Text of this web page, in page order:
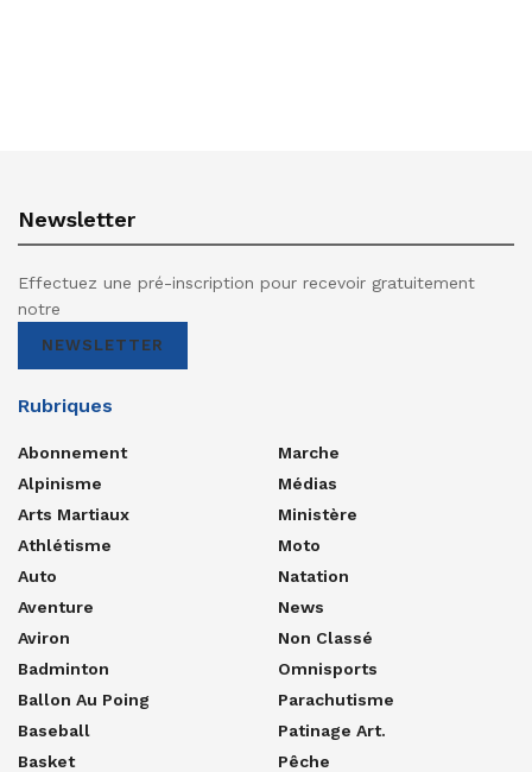
Newsletter
Effectuez une pré-inscription pour recevoir gratuitement
notre
NEWSLETTER
Rubriques
Abonnement
Alpinisme
Arts Martiaux
Athlétisme
Auto
Aventure
Aviron
Badminton
Ballon Au Poing
Baseball
Basket
Marche
Médias
Ministère
Moto
Natation
News
Non Classé
Omnisports
Parachutisme
Patinage Art.
Pêche